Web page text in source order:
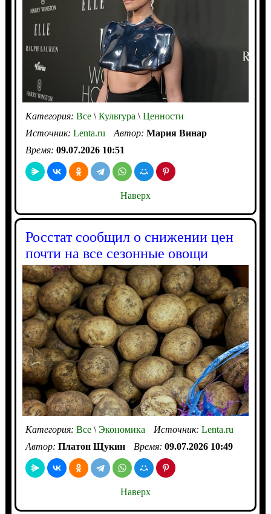
Категория: Все\Культура \Ценности
Источник: Lenta.ru Автор: Мария Винар
Время: 09.07.2026 10:51
Наверх
Росстат сообщил о снижении цен
почти на все сезонные овощи
Категория: Все\Экономика Источник: Lenta.ru
Автор: Платон Щукин Время: 09.07.2026 10:49
Наверх